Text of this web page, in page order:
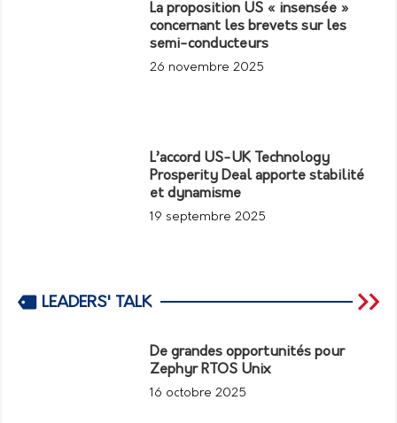
La proposition US « insensée »
concernant les brevets sur les
semi-conducteurs
26 novembre 2025
L’accord US-UK Technology
Prosperity Deal apporte stabilité
et dynamisme
19 septembre 2025
LEADERS' TALK
De grandes opportunités pour
Zephyr RTOS Unix
16 octobre 2025